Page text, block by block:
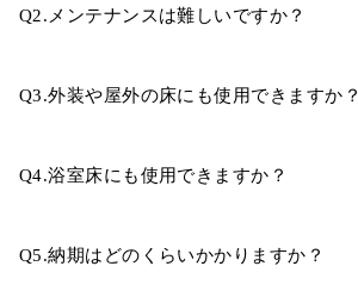
Q2.メンテナンスは難しいですか？
Q3.外装や屋外の床にも使用できますか？
Q4.浴室床にも使用できますか？
Q5.納期はどのくらいかかりますか？